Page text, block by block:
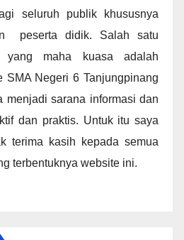
seluruh publik khususnya
peserta didik. Salah satu
maha kuasa adalah
SMA Negeri 6 Tanjungpinang
menjadi sarana informasi dan
dan praktis. Untuk itu saya
terima kasih kepada semua
terbentuknya website ini.